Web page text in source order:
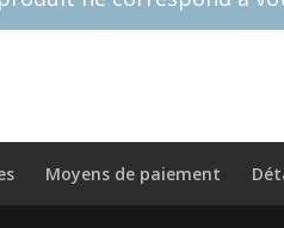
Moyens de paiement